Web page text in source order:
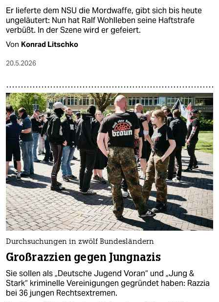
Er lieferte dem NSU die Mordwaffe, gibt sich bis heute
ungeläutert: Nun hat Ralf Wohlleben seine Haftstrafe
verbüßt. In der Szene wird er gefeiert.
Von Konrad Litschko
20.5.2026
Durchsuchungen in zwölf Bundesländern
Großrazzien gegen Jungnazis
Sie sollen als „Deutsche Jugend Voran“ und „Jung &
Stark“ kriminelle Vereinigungen gegründet haben: Razzia
bei 36 jungen Rechtsextremen.